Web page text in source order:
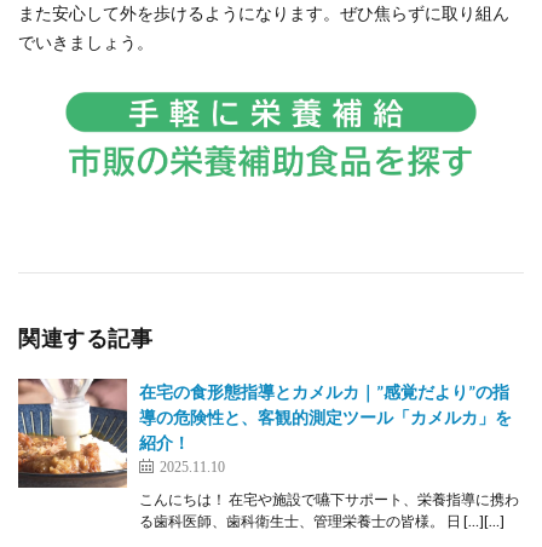
また安心して外を歩けるようになります。ぜひ焦らずに取り組ん
でいきましょう。
関連する記事
在宅の食形態指導とカメルカ｜”感覚だより”の指
導の危険性と、客観的測定ツール「カメルカ」を
紹介！
2025.11.10
こんにちは！ 在宅や施設で嚥下サポート、栄養指導に携わ
る歯科医師、歯科衛生士、管理栄養士の皆様。 日 […][…]